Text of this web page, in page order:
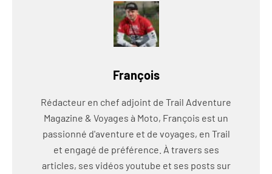
François
Rédacteur en chef adjoint de Trail Adventure
Magazine & Voyages à Moto, François est un
passionné d'aventure et de voyages, en Trail
et engagé de préférence. À travers ses
articles, ses vidéos youtube et ses posts sur